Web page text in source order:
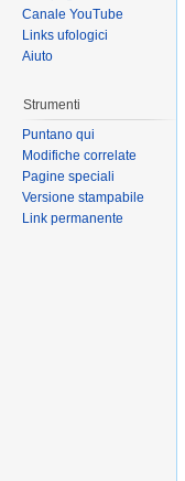
Canale YouTube
Links ufologici
Aiuto
Strumenti
Puntano qui
Modifiche correlate
Pagine speciali
Versione stampabile
Link permanente